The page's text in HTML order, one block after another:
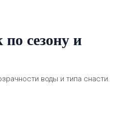
сезону и
воды и типа снасти.